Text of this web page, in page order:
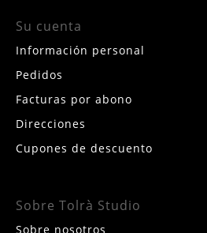
Su cuenta
Información personal
Pedidos
Facturas por abono
Direcciones
Cupones de descuento
Sobre Tolrà Studio
Sobre nosotros